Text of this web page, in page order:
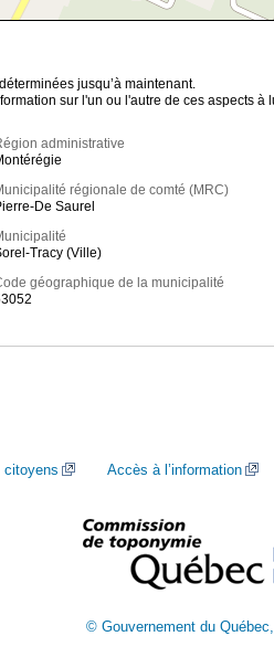
jusqu’à maintenant.
sur l'un ou l'autre de ces aspects à
administrative
régionale de comté (MRC)
De Saurel
Tracy (Ville)
géographique de la municipalité
citoyens Accès à l’information
© Gouvernement du